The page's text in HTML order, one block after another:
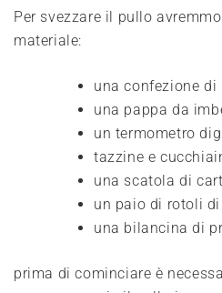
Per svezzare il pullo
materiale:
una confezione di
una pappa da
un termometro
tazzine e
una scatola di
un paio di rotoli
una bilancina di
prima di cominciare è